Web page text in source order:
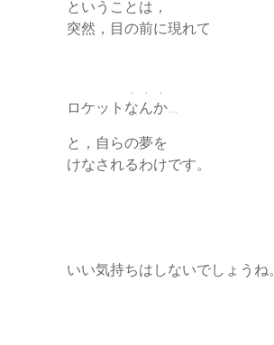
ということは，
突然，目の前に現れて
ロケット なんか
・・・
…
と，自らの夢を
けなされるわけです。
いい気持ちはしないでしょうね。